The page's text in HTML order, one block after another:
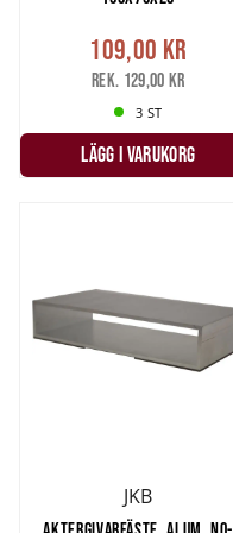
109,00 kr
Rek. 129,00 kr
3 ST
LÄGG I VARUKORG
JKB